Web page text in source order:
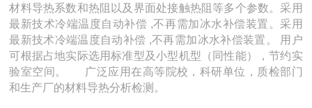
材料导热系数和热阻以及界面处接触热阻等多个参数。采用
最新技术冷端温度自动补偿 ,不再需加冰水补偿装置。采用
最新技术冷端温度自动补偿 ,不再需加冰水补偿装置。 用户
可根据占地实际选用标准型及小型机型（同性能），节约实
验室空间。 广泛应用在高等院校，科研单位，质检部门
和生产厂的材料导热分析检测。